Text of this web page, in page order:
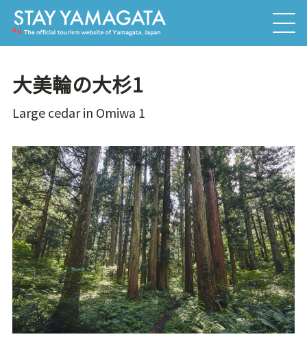
大美輪の大杉1
Large cedar in Omiwa 1